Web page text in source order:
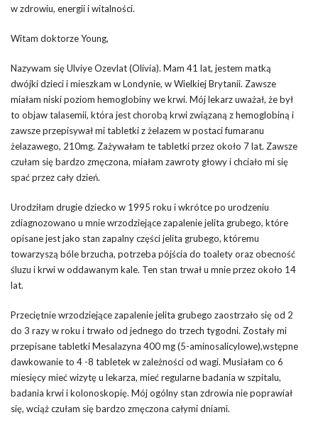
w zdrowiu, energii i witalności.
Witam doktorze Young,
Nazywam się Ulviye Ozevlat (Olivia). Mam 41 lat, jestem matką
dwójki dzieci i mieszkam w Londynie, w Wielkiej Brytanii. Zawsze
miałam niski poziom hemoglobiny we krwi. Mój lekarz uważał, że był
to objaw talasemii, która jest chorobą krwi związaną z hemoglobiną i
zawsze przepisywał mi tabletki z żelazem w postaci fumaranu
żelazawego, 210mg. Zażywałam te tabletki przez około 7 lat. Zawsze
czułam się bardzo zmęczona, miałam zawroty głowy i chciało mi się
spać przez cały dzień.
Urodziłam drugie dziecko w 1995 roku i wkrótce po urodzeniu
zdiagnozowano u mnie wrzodziejące zapalenie jelita grubego, które
opisane jest jako stan zapalny części jelita grubego, któremu
towarzyszą bóle brzucha, potrzeba pójścia do toalety oraz obecność
śluzu i krwi w oddawanym kale. Ten stan trwał u mnie przez około 14
lat.
Przeciętnie wrzodziejące zapalenie jelita grubego zaostrzało się od 2
do 3 razy w roku i trwało od jednego do trzech tygodni. Zostały mi
przepisane tabletki Mesalazyna 400 mg (5-aminosalicylowe),wstępne
dawkowanie to 4 -8 tabletek w zależności od wagi. Musiałam co 6
miesięcy mieć wizytę u lekarza, mieć regularne badania w szpitalu,
badania krwi i kolonoskopię. Mój ogólny stan zdrowia nie poprawiał
się, wciąż czułam się bardzo zmęczona całymi dniami.